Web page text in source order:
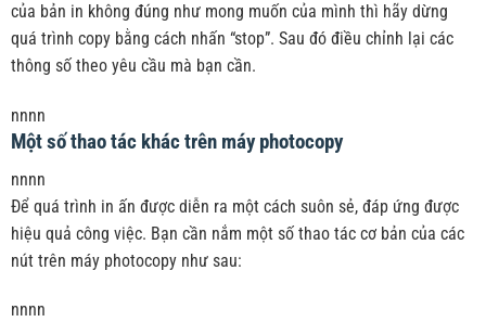
của bản in không đúng như mong muốn của mình thì hãy dừng
quá trình copy bằng cách nhấn “stop”. Sau đó điều chỉnh lại các
thông số theo yêu cầu mà bạn cần.
nnnn
Một số thao tác khác trên máy photocopy
nnnn
Để quá trình in ấn được diễn ra một cách suôn sẻ, đáp ứng được
hiệu quả công việc. Bạn cần nắm một số thao tác cơ bản của các
nút trên máy photocopy như sau:
nnnn